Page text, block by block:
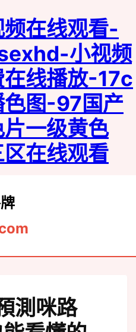
在线观看-
小视频
线播放-17c
色图-97国产
一级黄色
在线观看
測咪路